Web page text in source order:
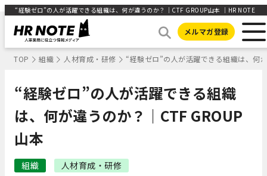
“経験ゼロ”の人が活躍できる組織は、何が違うのか？｜CTF GROUP山本 ｜HR NOTE
メルマガ登録
TOP 組織 人材育成・研修 “経験ゼロ”の人が活躍できる組織は、何
“経験ゼロ”の人が活躍できる組織
は、何が違うのか？｜CTF GROUP
山本
組織 人材育成・研修